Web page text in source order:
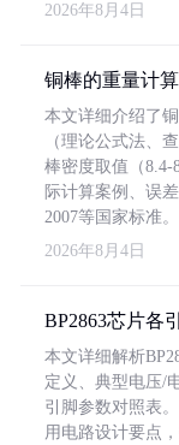
2026年8月4日
铜棒的重量计
本文详细介绍了
（理论公式法、
棒密度取值（8.4-
际计算案例、误
2007等国家标准。
2026年8月4日
BP2863芯片各
本文详细解析
定义、典型电压/
引脚参数对照表
用电路设计要点